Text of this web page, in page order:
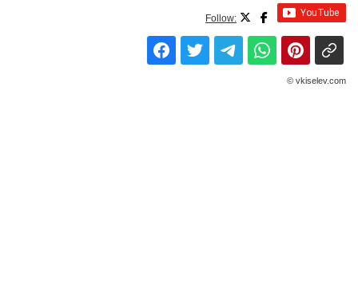
Follow:
© vkiselev.com